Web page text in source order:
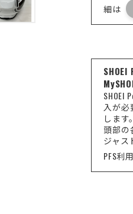
細は
SHOEI
入が
します
頭部の
ジャス
PFS利